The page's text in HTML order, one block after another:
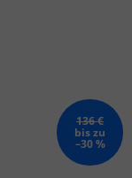
136 €
bis zu
–30 %